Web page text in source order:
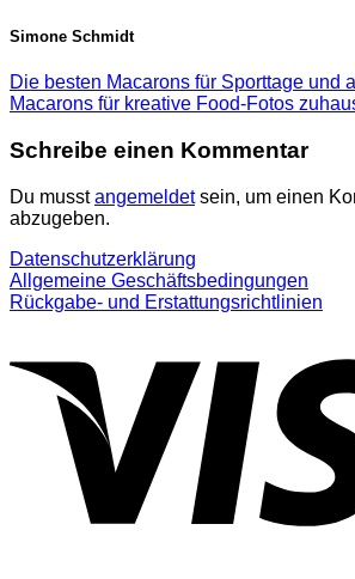
Simone Schmidt
Die besten Macarons für Sporttage und
Macarons für kreative Food-Fotos
Schreibe einen Kommentar
Du musstangemeldetsein, um einen
abzugeben.
Datenschutzerklärung
Allgemeine Geschäftsbedingungen
Rückgabe- und Erstattungsrichtlinien